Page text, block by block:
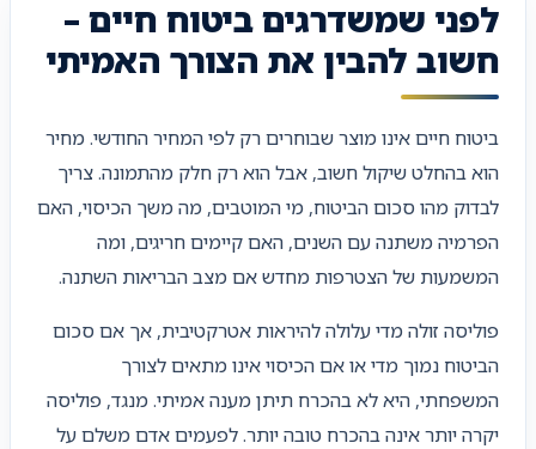
לפני שמשדרגים ביטוח חיים –
חשוב להבין את הצורך האמיתי
ביטוח חיים אינו מוצר שבוחרים רק לפי המחיר החודשי. מחיר
הוא בהחלט שיקול חשוב, אבל הוא רק חלק מהתמונה. צריך
לבדוק מהו סכום הביטוח, מי המוטבים, מה משך הכיסוי, האם
הפרמיה משתנה עם השנים, האם קיימים חריגים, ומה
המשמעות של הצטרפות מחדש אם מצב הבריאות השתנה.
פוליסה זולה מדי עלולה להיראות אטרקטיבית, אך אם סכום
הביטוח נמוך מדי או אם הכיסוי אינו מתאים לצורך
המשפחתי, היא לא בהכרח תיתן מענה אמיתי. מנגד, פוליסה
יקרה יותר אינה בהכרח טובה יותר. לפעמים אדם משלם על